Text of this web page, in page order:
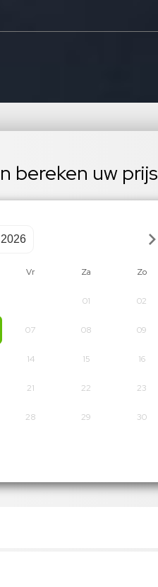
bereken uw prijs
Vr Za Zo
01 02
07 08 09
14 15 16
21 22 23
28 29 30